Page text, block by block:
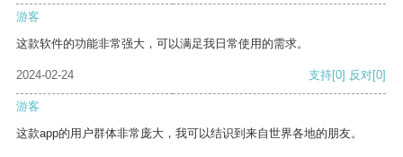
游客
这款软件的功能非常强大，可以满足我日常使用的需求。
2024-02-24 支持[0] 反对[0]
游客
这款app的用户群体非常庞大，我可以结识到来自世界各地的朋友。